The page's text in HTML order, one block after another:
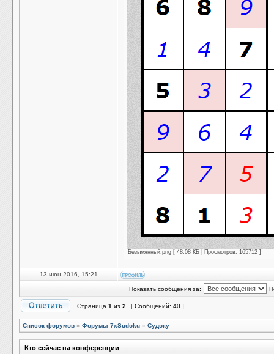
Безымянный.png [ 48.08 КБ | Просмотров: 165712 ]
13 июн 2016, 15:21
Показать сообщения за:
Страница 1 из 2 [ Сообщений: 40 ]
Список форумов » Форумы 7xSudoku » Судоку
Кто сейчас на конференции